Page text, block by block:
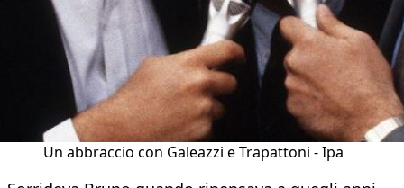
Un abbraccio con Galeazzi e Trapattoni - Ipa